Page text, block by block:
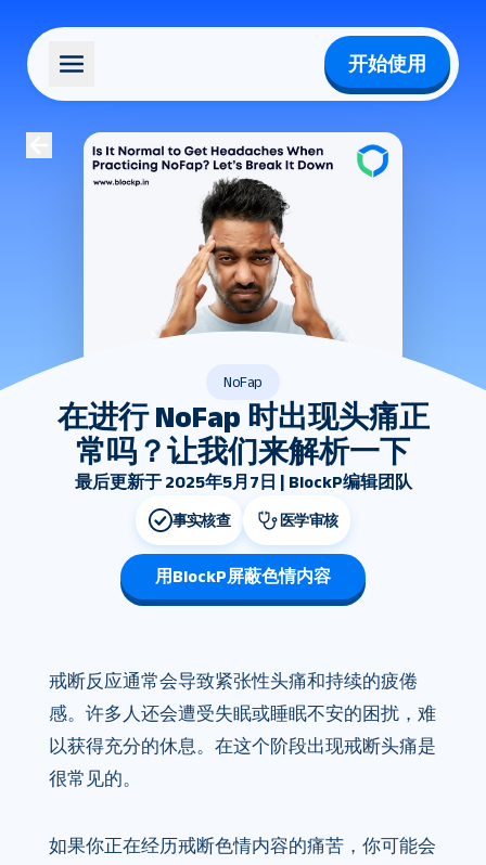
开始使用
NoFap
在进行 NoFap 时出现头痛正
常吗？让我们来解析一下
最后更新于 2025年5月7日 | BlockP编辑团队
事实核查 医学审核
用BlockP屏蔽色情内容
戒断反应通常会导致紧张性头痛和持续的疲倦
感。许多人还会遭受失眠或睡眠不安的困扰，难
以获得充分的休息。在这个阶段出现戒断头痛是
很常见的。
如果你正在经历戒断色情内容的痛苦，你可能会